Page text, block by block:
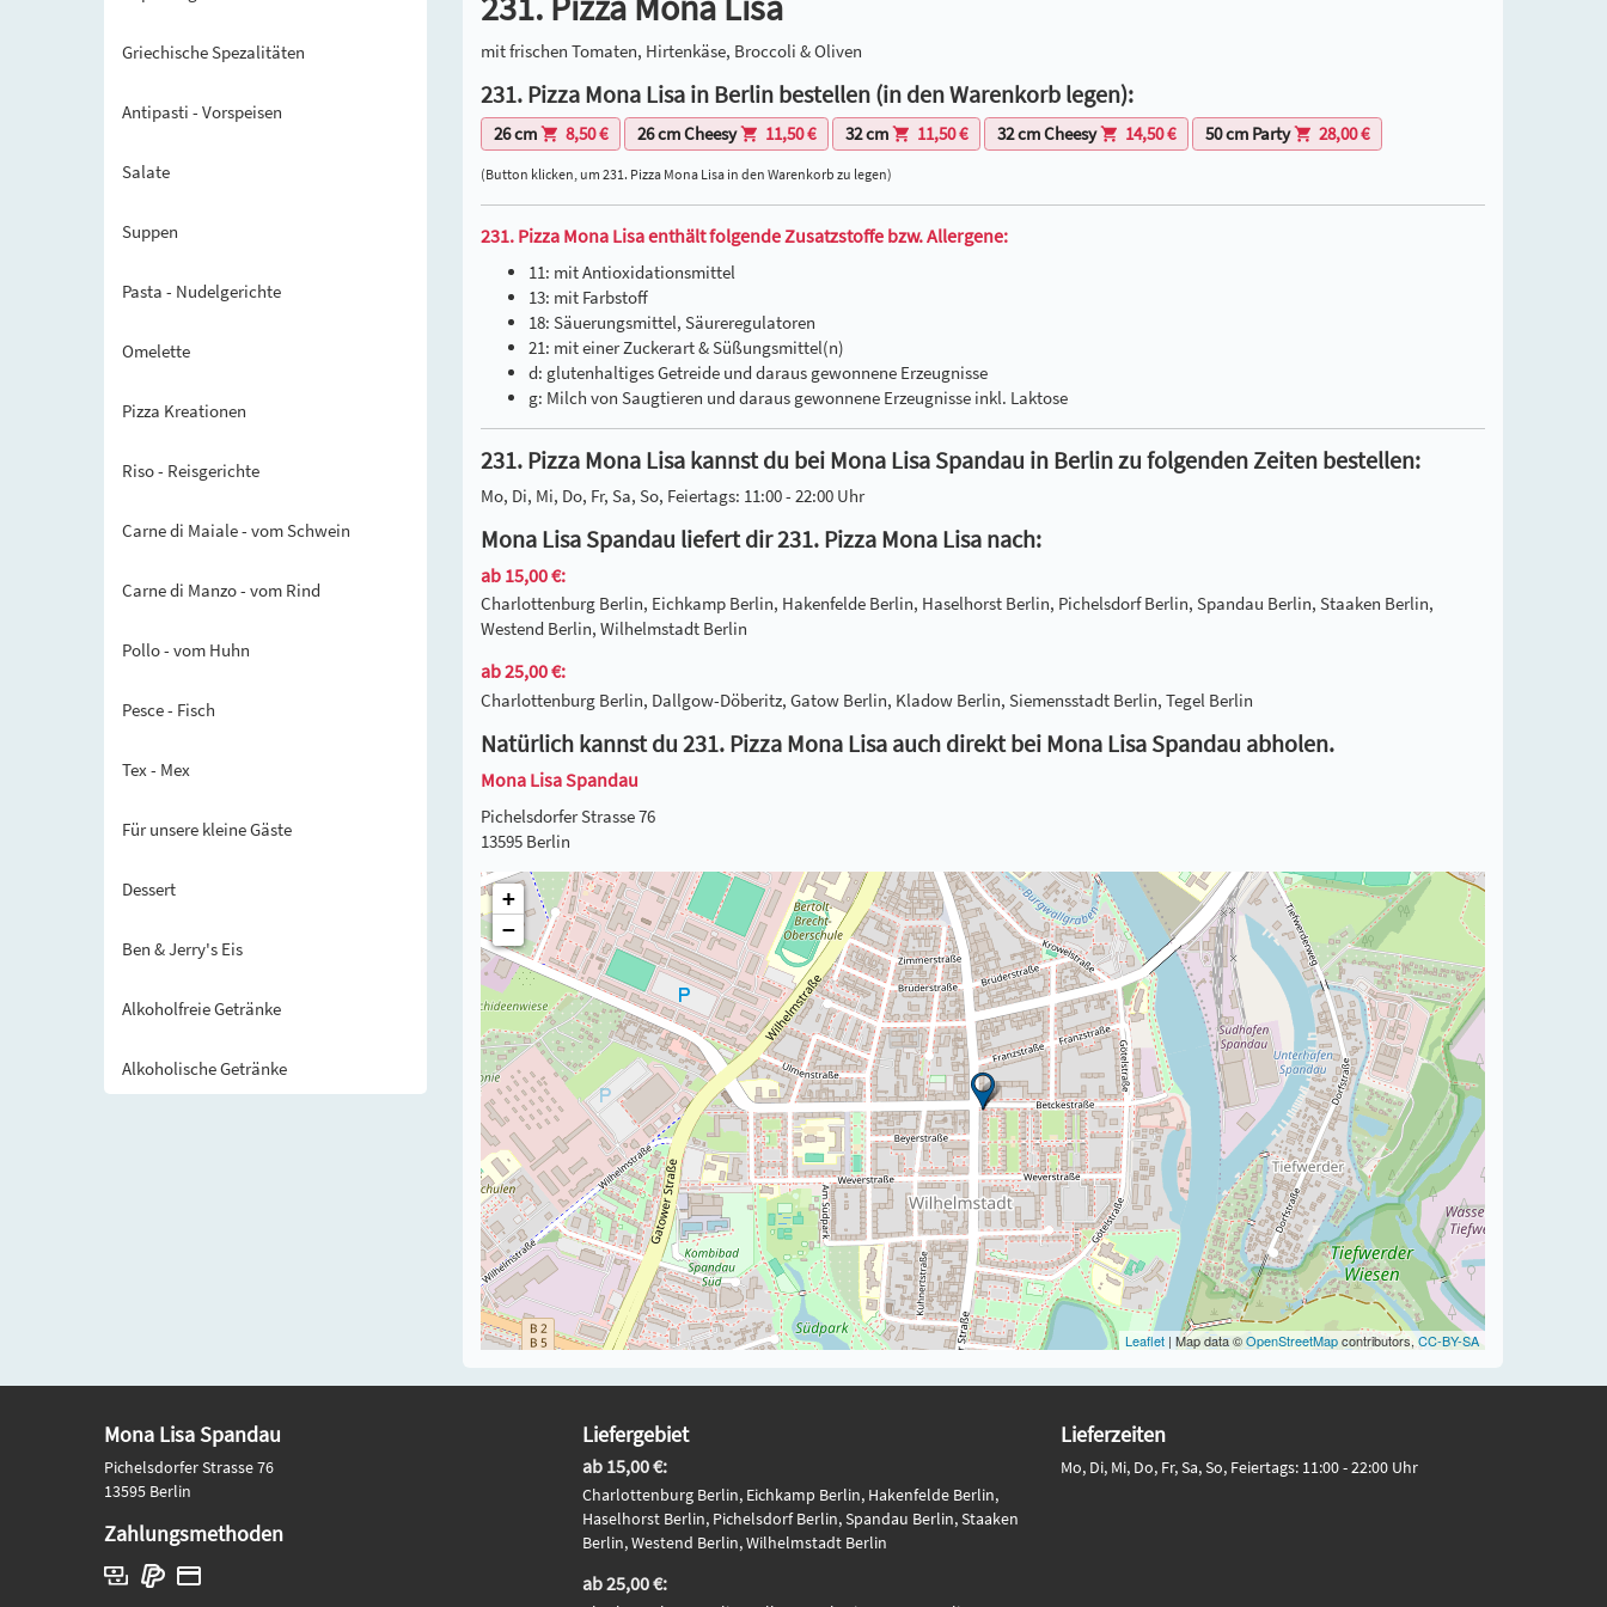
Griechische Spezalitäten
Antipasti - Vorspeisen
Salate
Suppen
Pasta - Nudelgerichte
Omelette
Pizza Kreationen
Riso - Reisgerichte
Carne di Maiale - vom Schwein
Carne di Manzo - vom Rind
Pollo - vom Huhn
Pesce - Fisch
Tex - Mex
Für unsere kleine Gäste
Dessert
Ben & Jerry's Eis
Alkoholfreie Getränke
Alkoholische Getränke
mit frischen Tomaten, Hirtenkäse, Broccoli & Oliven
231. Pizza Mona Lisa in Berlin bestellen (in den Warenkorb legen):
26 cm 8,50 € 26 cm Cheesy 11,50 € 32 cm 11,50 € 32 cm Cheesy 14,50 € 50 cm Party 28,00 €
(Button klicken, um 231. Pizza Mona Lisa in den Warenkorb zu legen)
231. Pizza Mona Lisa enthält folgende Zusatzstoffe bzw. Allergene:
11: mit Antioxidationsmittel
13: mit Farbstoff
18: Säuerungsmittel, Säureregulatoren
21: mit einer Zuckerart & Süßungsmittel(n)
d: glutenhaltiges Getreide und daraus gewonnene Erzeugnisse
g: Milch von Saugtieren und daraus gewonnene Erzeugnisse inkl. Laktose
231. Pizza Mona Lisa kannst du bei Mona Lisa Spandau in Berlin zu folgenden Zeiten bestellen:
Mo, Di, Mi, Do, Fr, Sa, So, Feiertags: 11:00 - 22:00 Uhr
Mona Lisa Spandau liefert dir 231. Pizza Mona Lisa nach:
ab 15,00 €:
Charlottenburg Berlin, Eichkamp Berlin, Hakenfelde Berlin, Haselhorst Berlin, Pichelsdorf Berlin, Spandau Berlin, Staaken Berlin,
Westend Berlin, Wilhelmstadt Berlin
ab 25,00 €:
Charlottenburg Berlin, Dallgow-Döberitz, Gatow Berlin, Kladow Berlin, Siemensstadt Berlin, Tegel Berlin
Natürlich kannst du 231. Pizza Mona Lisa auch direkt bei Mona Lisa Spandau abholen.
Mona Lisa Spandau
Pichelsdorfer Strasse 76
13595 Berlin
+
−
Leaflet | Map data ©OpenStreetMapcontributors, CC-BY-SA
Mona Lisa Spandau
Pichelsdorfer Strasse 76
13595 Berlin
Zahlungsmethoden
Liefergebiet
ab 15,00 €:
Charlottenburg Berlin, Eichkamp Berlin, Hakenfelde Berlin,
Haselhorst Berlin, Pichelsdorf Berlin, Spandau Berlin, Staaken
Berlin, Westend Berlin, Wilhelmstadt Berlin
ab 25,00 €:
Lieferzeiten
Mo, Di, Mi, Do, Fr, Sa, So, Feiertags: 11:00 - 22:00 Uhr